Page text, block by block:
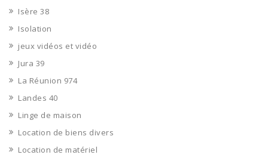
Isère 38
Isolation
jeux vidéos et vidéo
Jura 39
La Réunion 974
Landes 40
Linge de maison
Location de biens divers
Location de matériel